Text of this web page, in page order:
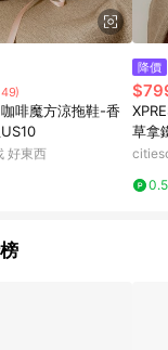
咖啡魔方涼拖鞋-香
好東西
降價
草拿